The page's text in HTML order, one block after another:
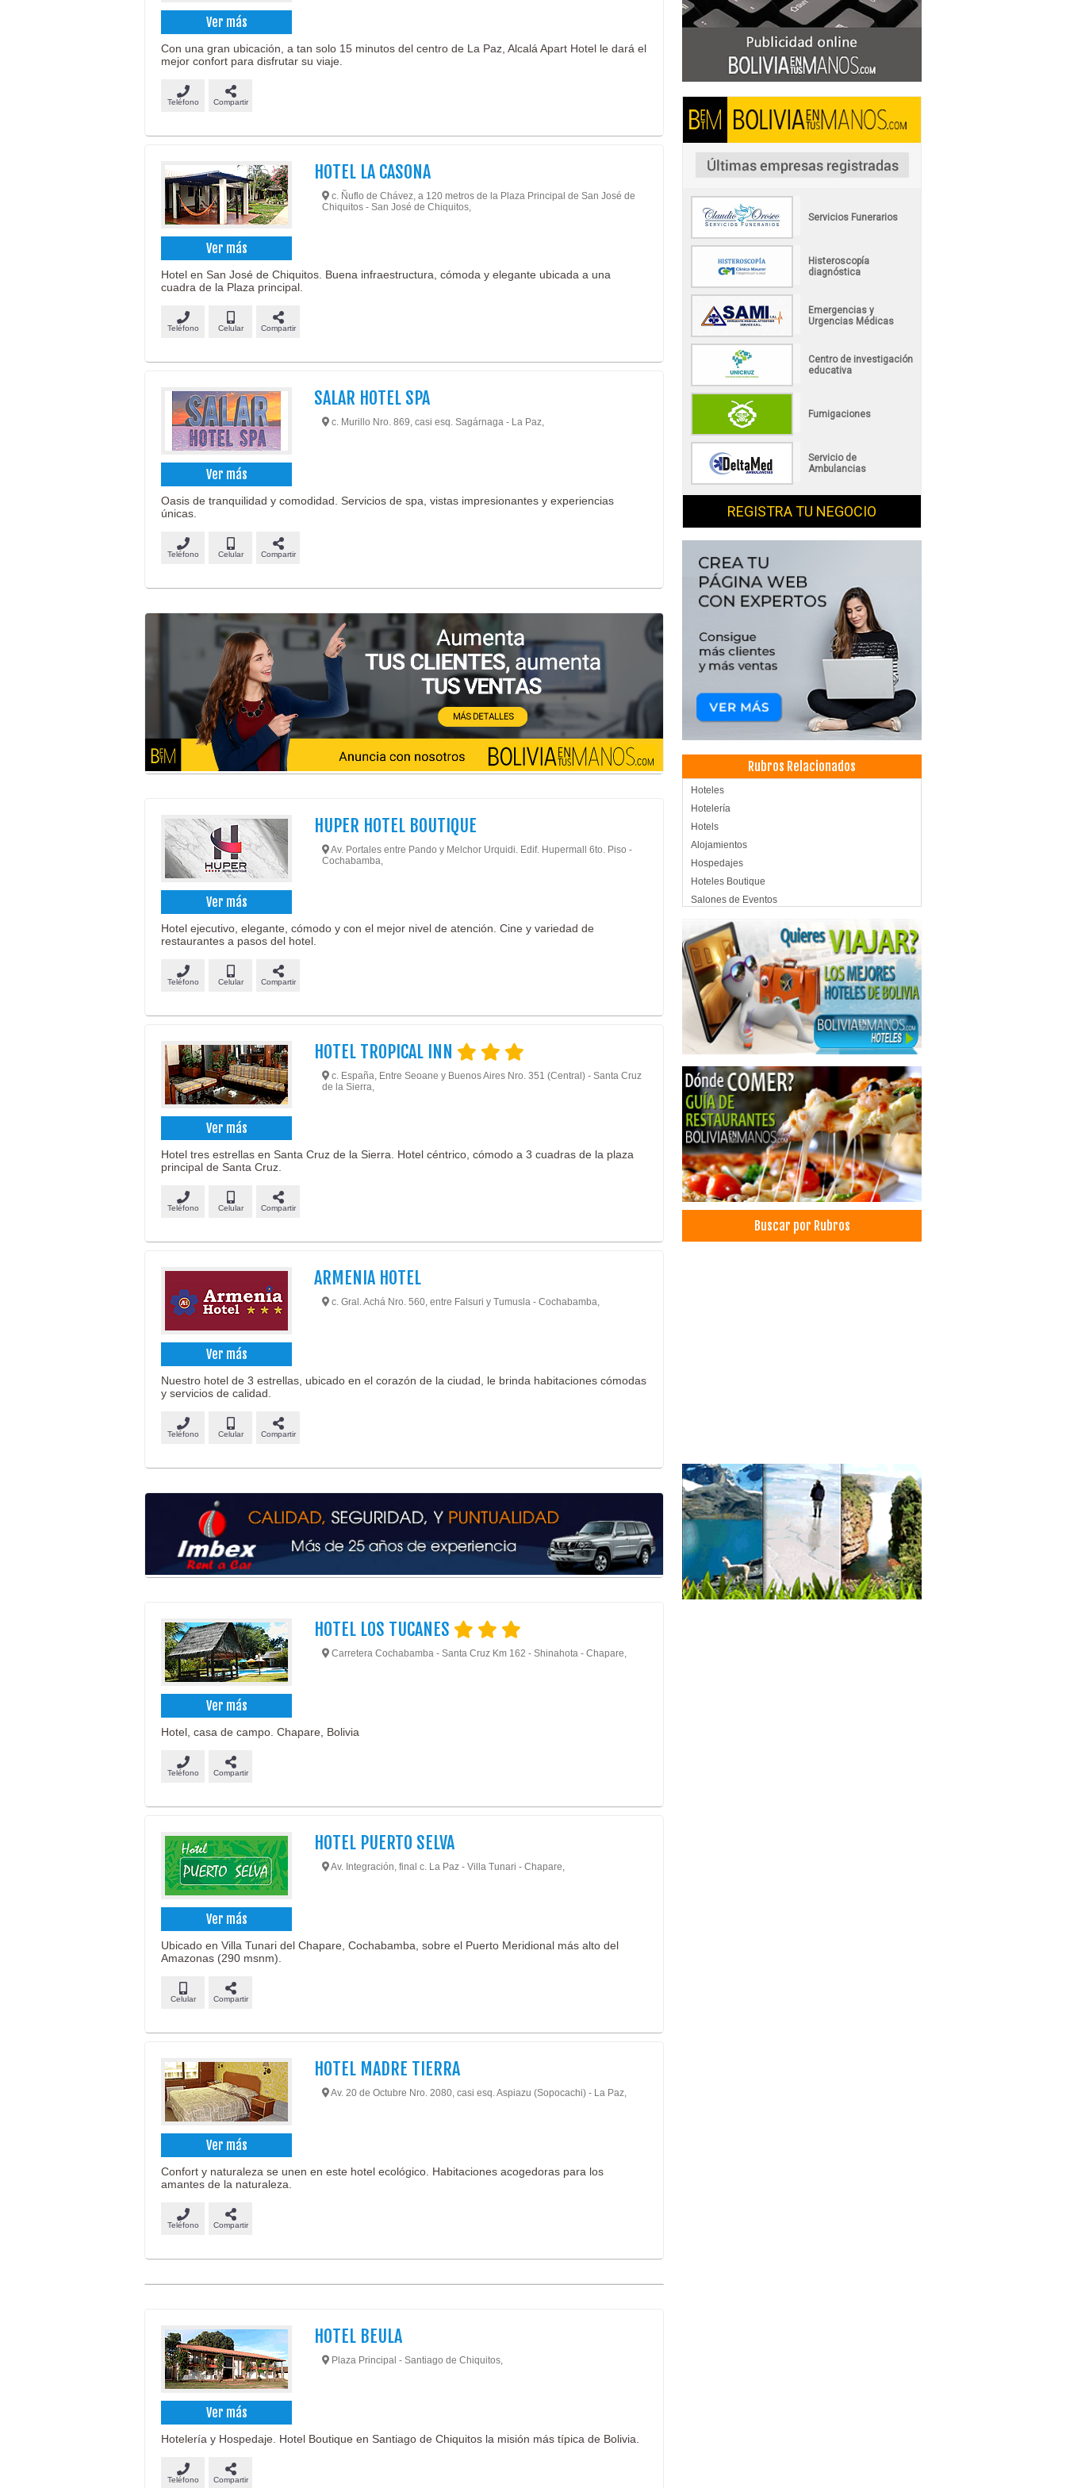
Ver más
Con una gran ubicación, a tan solo 15 minutos del centro de La Paz, Alcalá Apart Hotel le dará el
mejor confort para disfrutar su viaje.
Teléfono Compartir
Ver más
HOTEL LA CASONA
c. Ñuflo de Chávez, a 120 metros de la Plaza Principal de San José de
Chiquitos - San José de Chiquitos,
Hotel en San José de Chiquitos. Buena infraestructura, cómoda y elegante ubicada a una
cuadra de la Plaza principal.
Teléfono Celular Compartir
Ver más
SALAR HOTEL SPA
c. Murillo Nro. 869, casi esq. Sagárnaga - La Paz,
Oasis de tranquilidad y comodidad. Servicios de spa, vistas impresionantes y experiencias
únicas.
Teléfono Celular Compartir
Ver más
HUPER HOTEL BOUTIQUE
Av. Portales entre Pando y Melchor Urquidi. Edif. Hupermall 6to. Piso -
Cochabamba,
Hotel ejecutivo, elegante, cómodo y con el mejor nivel de atención. Cine y variedad de
restaurantes a pasos del hotel.
Teléfono Celular Compartir
Ver más
HOTEL TROPICAL INN
c. España, Entre Seoane y Buenos Aires Nro. 351 (Central) - Santa Cruz
de la Sierra,
Hotel tres estrellas en Santa Cruz de la Sierra. Hotel céntrico, cómodo a 3 cuadras de la plaza
principal de Santa Cruz.
Teléfono Celular Compartir
Ver más
ARMENIA HOTEL
c. Gral. Achá Nro. 560, entre Falsuri y Tumusla - Cochabamba,
Nuestro hotel de 3 estrellas, ubicado en el corazón de la ciudad, le brinda habitaciones cómodas
y servicios de calidad.
Teléfono Celular Compartir
Ver más
HOTEL LOS TUCANES
Carretera Cochabamba - Santa Cruz Km 162 - Shinahota - Chapare,
Hotel, casa de campo. Chapare, Bolivia
Teléfono Compartir
Ver más
HOTEL PUERTO SELVA
Av. Integración, final c. La Paz - Villa Tunari - Chapare,
Ubicado en Villa Tunari del Chapare, Cochabamba, sobre el Puerto Meridional más alto del
Amazonas (290 msnm).
Celular Compartir
Ver más
HOTEL MADRE TIERRA
Av. 20 de Octubre Nro. 2080, casi esq. Aspiazu (Sopocachi) - La Paz,
Confort y naturaleza se unen en este hotel ecológico. Habitaciones acogedoras para los
amantes de la naturaleza.
Teléfono Compartir
Ver más
HOTEL BEULA
Plaza Principal - Santiago de Chiquitos,
Hotelería y Hospedaje. Hotel Boutique en Santiago de Chiquitos la misión más típica de Bolivia.
Teléfono Compartir
Servicios Funerarios
Histeroscopía
diagnóstica
Emergencias y
Urgencias Médicas
Centro de investigación
educativa
Fumigaciones
Servicio de
Ambulancias
REGISTRA TU NEGOCIO
Rubros Relacionados
Hoteles
Hotelería
Hotels
Alojamientos
Hospedajes
Hoteles Boutique
Salones de Eventos
Buscar por Rubros